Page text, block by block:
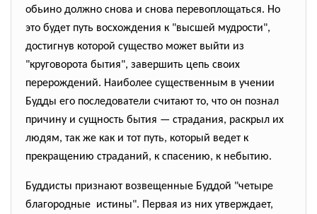
обьино должно снова и снова перевоплощаться. Но
это будет путь восхождения к "высшей мудрости",
достигнув которой существо может выйти из
"круговорота бытия", завершить цепь своих
перерождений. Наиболее существенным в учении
Будды его последователи считают то, что он познал
причину и сущность бытия — страдания, раскрыл их
людям, так же как и тот путь, который ведет к
прекращению страданий, к спасению, к небытию.
Буддисты признают возвещенные Буддой "четыре
благородные истины". Первая из них утверждает,